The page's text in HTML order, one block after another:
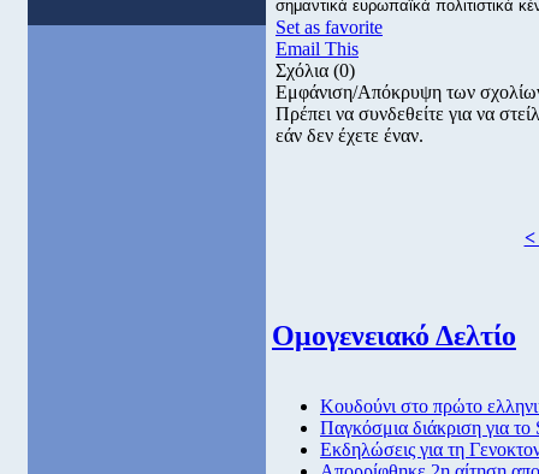
σημαντικά ευρωπαϊκά πολιτιστικά
Set as favorite
Email This
Σχόλια (0)
Εμφάνιση/Απόκρυψη των
Πρέπει να συνδεθείτε για να
εάν δεν έχετε έναν.
<
Ομογενειακό Δελτίο
Κουδούνι στο πρώτο
Παγκόσμια διάκριση για
Eκδηλώσεις για τη